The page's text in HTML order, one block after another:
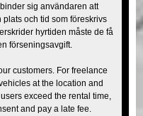
sig användaren att
och tid som föreskrivs
hyrtiden måste de få
förseningsavgift.
customers. For freelance
at the location and
exceed the rental time,
and pay a late fee.